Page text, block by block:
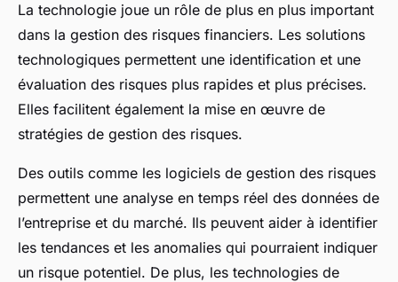
La technologie joue un rôle de plus en plus important
dans la gestion des risques financiers. Les solutions
technologiques permettent une identification et une
évaluation des risques plus rapides et plus précises.
Elles facilitent également la mise en œuvre de
stratégies de gestion des risques.
Des outils comme les logiciels de gestion des risques
permettent une analyse en temps réel des données de
l’entreprise et du marché. Ils peuvent aider à identifier
les tendances et les anomalies qui pourraient indiquer
un risque potentiel. De plus, les technologies de